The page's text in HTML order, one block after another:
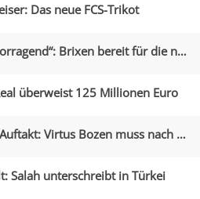
Das neue FCS-Trikot
Brixen bereit für die neue Saison
überweist 125 Millionen Euro
Derbykracher zum Auftakt: Virtus Bozen muss nach Obermais
Salah unterschreibt in Türkei